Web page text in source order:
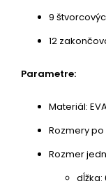
9
12
Parametre:
Materiál:
Rozmery po
Rozmer
dĺžka: